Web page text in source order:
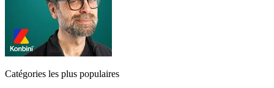
Catégories les plus populaires